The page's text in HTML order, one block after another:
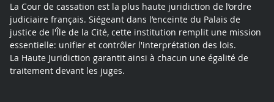
La Cour de cassation est la plus haute juridiction de l’ordre
judiciaire français. Siégeant dans l’enceinte du Palais de
justice de l'Île de la Cité, cette institution remplit une mission
essentielle: unifier et contrôler l'interprétation des lois.
La Haute Juridiction garantit ainsi à chacun une égalité de
traitement devant les juges.